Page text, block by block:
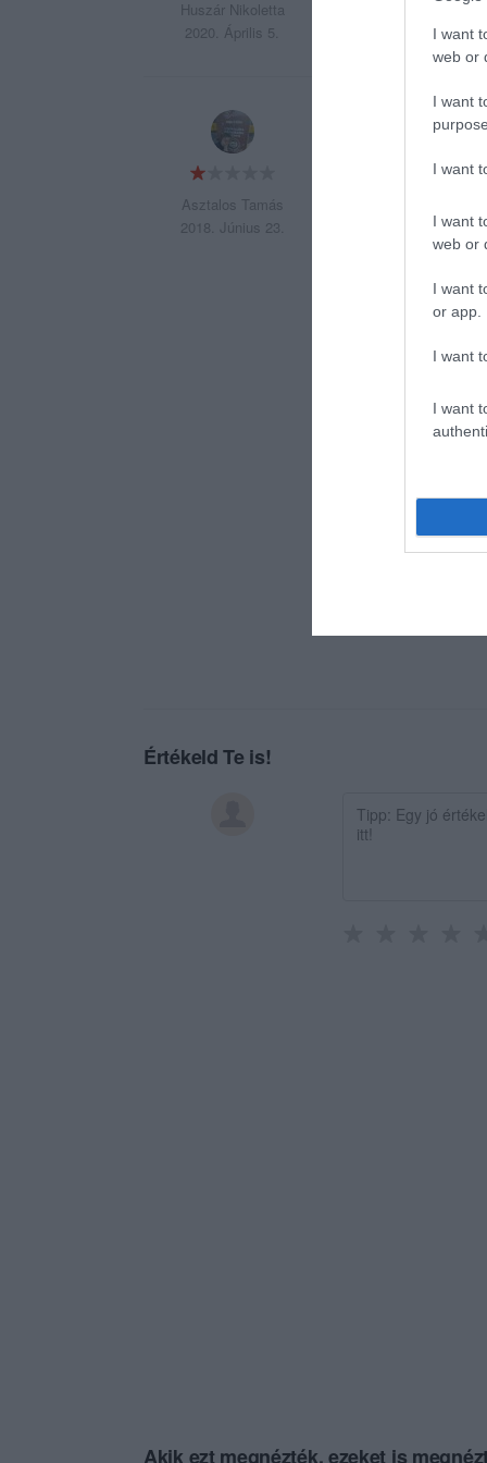
I want
web or
I want
I want
I want
web or
I want
or app.
I want
I want
Huszár Nikoletta
2020. Április 5.
Asztalos Tamás
2018. Június 23.
Tiszteletem!
Személyesen
3500 ft ra lett
egy boldog
Se a táblát se a
A torta
rengeteg vajas
Édes anyám
gondoltuk hogy
Nem az 1500Ft
Köszönjük a
Értékeld Te is!
Akik ezt megnézték, ezeket is